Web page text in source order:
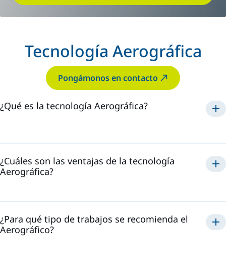
Tecnología Aerográfica
Pongámonos en contacto
¿Qué es la tecnología Aerográfica?
¿Cuáles son las ventajas de la tecnología
Aerográfica?
¿Para qué tipo de trabajos se recomienda el
Aerográfico?